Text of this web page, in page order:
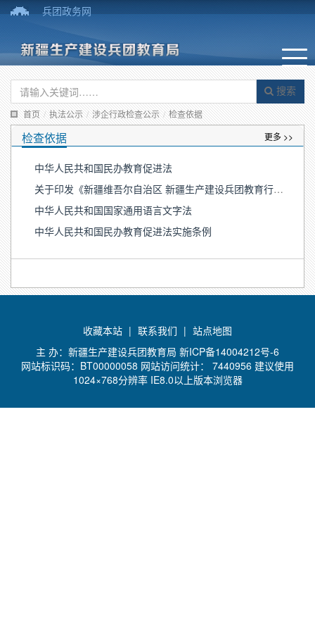
兵团政务网
搜索
首页 / 执法公示 / 涉企行政检查公示 / 检查依据
检查依据 更多 >>
中华人民共和国民办教育促进法
关于印发《新疆维吾尔自治区 新疆生产建设兵团教育行政处罚程序规定》的通知
中华人民共和国国家通用语言文字法
中华人民共和国民办教育促进法实施条例
收藏本站 | 联系我们 | 站点地图
主 办：新疆生产建设兵团教育局 新ICP备14004212号-6
网站标识码：BT00000058 网站访问统计： 7440956 建议使用
1024×768分辨率 IE8.0以上版本浏览器